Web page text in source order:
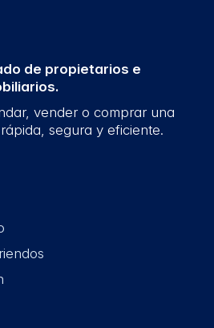
de propietarios e
vender o comprar una
segura y eficiente.